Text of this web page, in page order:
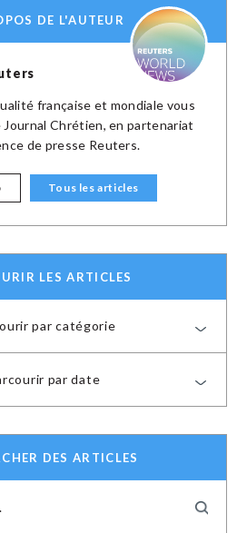
DE L'AUTEUR
française et mondiale vous
Chrétien, en partenariat
de presse Reuters.
Tous les articles
LES ARTICLES
par catégorie
par date
DES ARTICLES